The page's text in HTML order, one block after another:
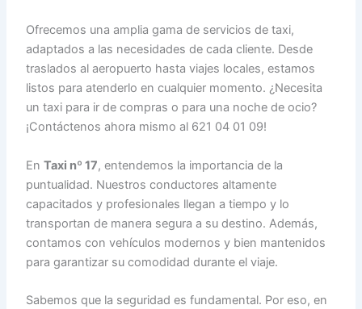
Ofrecemos una amplia gama de servicios de taxi,
adaptados a las necesidades de cada cliente. Desde
traslados al aeropuerto hasta viajes locales, estamos
listos para atenderlo en cualquier momento. ¿Necesita
un taxi para ir de compras o para una noche de ocio?
¡Contáctenos ahora mismo al 621 04 01 09!
EnTaxi nº 17, entendemos la importancia de la
puntualidad. Nuestros conductores altamente
capacitados y profesionales llegan a tiempo y lo
transportan de manera segura a su destino. Además,
contamos con vehículos modernos y bien mantenidos
para garantizar su comodidad durante el viaje.
Sabemos que la seguridad es fundamental. Por eso, en